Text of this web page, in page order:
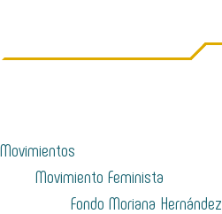
Movimientos
Movimiento Feminista
Fondo Moriana Hernández